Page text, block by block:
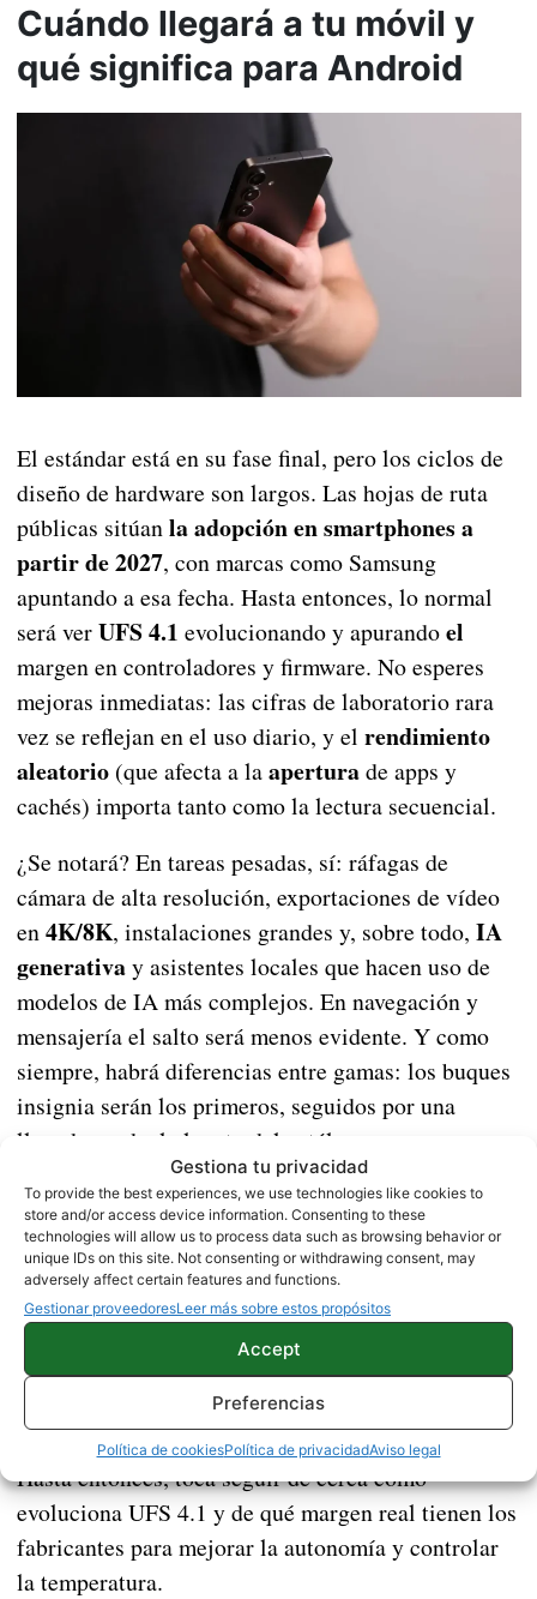
Gestiona tu privacidad
To provide the best experiences, we use technologies like cookies to
store and/or access device information. Consenting to these
technologies will allow us to process data such as browsing behavior or
unique IDs on this site. Not consenting or withdrawing consent, may
adversely affect certain features and functions.
Gestionar proveedoresLeer más sobre estos propósitos
Accept
Preferencias
Política de cookiesPolítica de privacidadAviso legal
Cuándo llegará a tu móvil y
qué significa para Android
El estándar está en su fase final, pero los ciclos de
diseño de hardware son largos. Las hojas de ruta
públicas sitúanla adopción en smartphones a
partir de 2027, con marcas como Samsung
apuntando a esa fecha. Hasta entonces, lo normal
será verUFS 4.1 evolucionando y apurandoel
margen en controladores y firmware. No esperes
mejoras inmediatas: las cifras de laboratorio rara
vez se reflejan en el uso diario, y el rendimiento
aleatorio(que afecta a laaperturade apps y
cachés) importa tanto como la lectura secuencial.
¿Se notará? En tareas pesadas, sí: ráfagas de
cámara de alta resolución, exportaciones de vídeo
en4K/8K, instalaciones grandes y, sobre todo, IA
generativay asistentes locales que hacen uso de
modelos de IA más complejos. En navegación y
mensajería el salto será menos evidente. Y como
siempre, habrá diferencias entre gamas: los buques
insignia serán los primeros, seguidos por una
llegada gradual al resto del catálogo.
Una mejora clave, pero con
paciencia
UFS 5.0 pinta muy bien:más ancho de banda,
mejor eficiencia y extras de seguridad. El reto
está en que llegue a tiempo y acompañado de SoC,
RAM y software que realmente lo aprovechen.
Hasta entonces, toca seguir de cerca cómo
evoluciona UFS 4.1 y de qué margen real tienen los
fabricantes para mejorar la autonomía y controlar
la temperatura.